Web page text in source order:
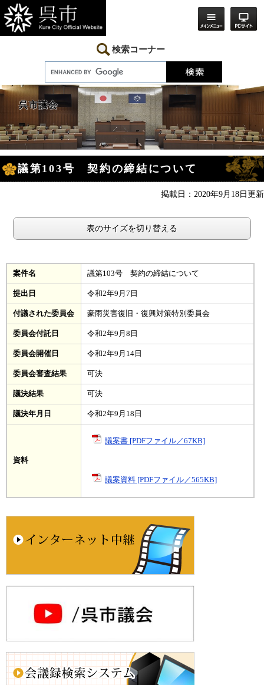
ー
ジ
の
ニ
ュ
ー
て
検索コーナー
呉市議会
文
議第103号 契約の締結について
掲載日：2020年9月18日更新
表のサイズを切り替える
案件名 議第103号 契約の締結について
提出日 令和2年9月7日
付議された委員会 豪雨災害復旧・復興対策特別委員会
委員会付託日 令和2年9月8日
委員会開催日 令和2年9月14日
委員会審査結果 可決
議決結果 可決
議決年月日 令和2年9月18日
資料
議案書 [PDFファイル／67KB]
議案資料 [PDFファイル／565KB]